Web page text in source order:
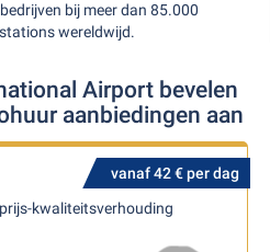
bij meer dan 85.000
wereldwijd.
Airport bevelen
aanbiedingen aan
vanaf 42 € per dag
kwaliteitsverhouding